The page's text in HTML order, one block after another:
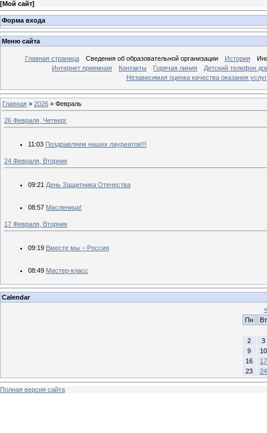
[Мой сайт]
Форма входа
Меню сайта
Главная страница Сведения об образовательной организации История
Интернет приемная
Контакты Горячая линия
Детский телефон
Независимая оценка качества оказания услуг
Главная » 2026 » Февраль
26 Февраля, Четверг
11:03 Поздравляем наших лауреатов!!!
24 Февраля, Вторник
09:21 День Защитника Отечества
08:57 Масленица!
17 Февраля, Вторник
09:19 Вместе мы – Россия
08:49 Мастер-класс
Calendar
«
Пн
Вт
2
3
9
10
16
17
23
24
Полная версия сайта